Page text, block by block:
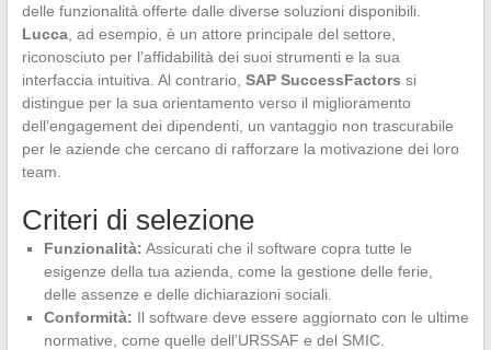
delle funzionalità offerte dalle diverse soluzioni disponibili.
Lucca, ad esempio, è un attore principale del settore,
riconosciuto per l’affidabilità dei suoi strumenti e la sua
interfaccia intuitiva. Al contrario, SAP SuccessFactors si
distingue per la sua orientamento verso il miglioramento
dell’engagement dei dipendenti, un vantaggio non trascurabile
per le aziende che cercano di rafforzare la motivazione dei loro
team.
Criteri di selezione
Funzionalità: Assicurati che il software copra tutte le
esigenze della tua azienda, come la gestione delle ferie,
delle assenze e delle dichiarazioni sociali.
Conformità: Il software deve essere aggiornato con le ultime
normative, come quelle dell’URSSAF e del SMIC.